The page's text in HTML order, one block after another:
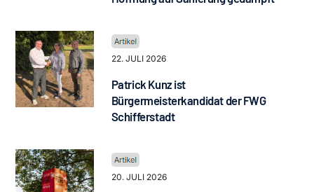
22. JULI 2026
Patrick Kunz ist
Bürgermeisterkandidat der FWG
Schifferstadt
20. JULI 2026